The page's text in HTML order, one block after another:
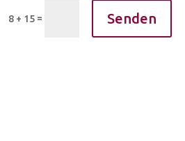
8 + 15 = Senden